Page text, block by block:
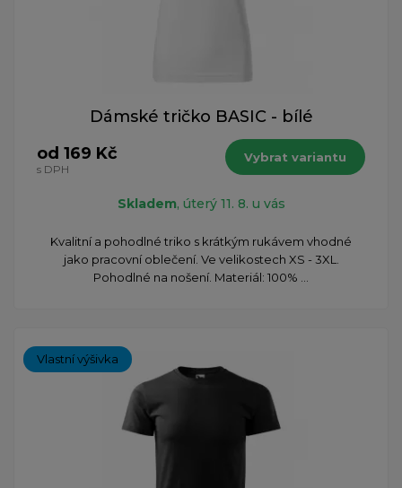
Dámské tričko BASIC - bílé
od 169 Kč
s DPH
Vybrat variantu
Skladem, úterý 11. 8. u vás
Kvalitní a pohodlné triko s krátkým rukávem vhodné
jako pracovní oblečení. Ve velikostech XS - 3XL.
Pohodlné na nošení. Materiál: 100% ...
Vlastní výšivka